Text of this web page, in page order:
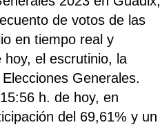
de votos de las
en tiempo real y
el escrutinio, la
Generales.
h. de hoy, en
del 69,61% y un